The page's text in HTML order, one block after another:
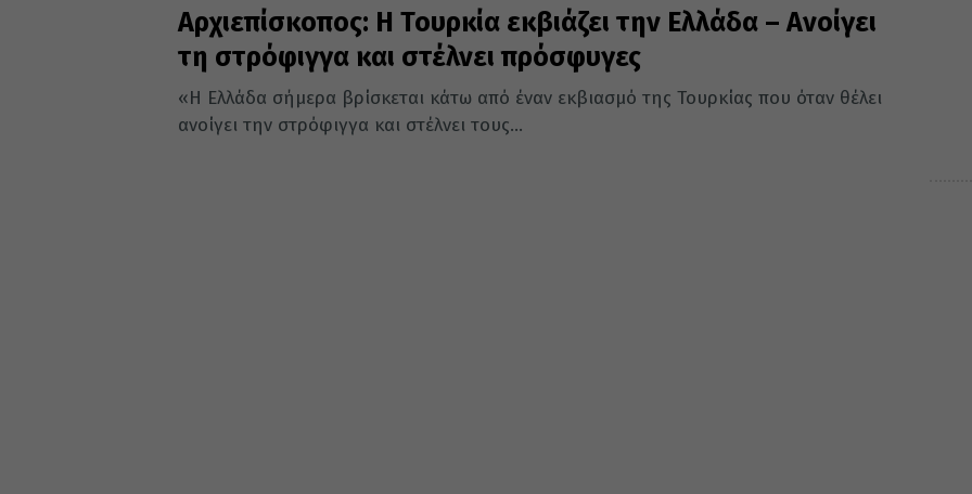
Αρχιεπίσκοπος: Η Τουρκία εκβιάζει την Ελλάδα – Ανοίγει
τη στρόφιγγα και στέλνει πρόσφυγες
«Η Ελλάδα σήμερα βρίσκεται κάτω από έναν εκβιασμό της Τουρκίας που όταν θέλει
ανοίγει την στρόφιγγα και στέλνει τους...